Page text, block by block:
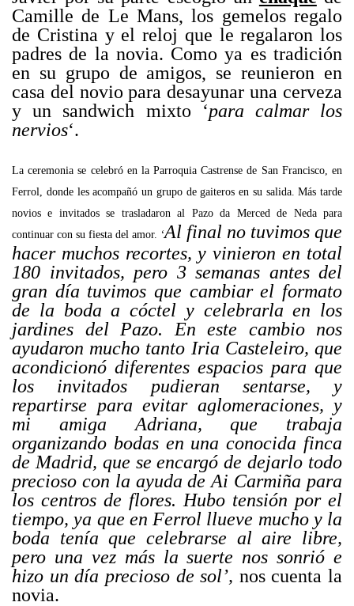
Camille de Le Mans, los gemelos regalo
de Cristina y el reloj que le regalaron los
padres de la novia. Como ya es tradición
en su grupo de amigos, se reunieron en
casa del novio para desayunar una cerveza
y un sandwich mixto ‘para calmar los
nervios‘.
La ceremoniase celebró en la Parroquia Castrense de San Francisco, en
Ferrol, donde les acompañó un grupo de gaiteros en su salida. Más tarde
novios e invitados se trasladaron al Pazo da Merced de Neda para
continuar con su fiesta del amor. ‘Al final no tuvimos que
hacer muchos recortes, y vinieron en total
180 invitados, pero 3 semanas antes del
gran día tuvimos que cambiar el formato
de la boda a cóctel y celebrarla en los
jardines del Pazo. En este cambio nos
ayudaron mucho tanto Iria Casteleiro, que
acondicionó diferentes espacios para que
los invitados pudieran sentarse, y
repartirse para evitar aglomeraciones, y
mi amiga Adriana, que trabaja
organizando bodas en una conocida finca
de Madrid, que se encargó de dejarlo todo
precioso con la ayuda de Ai Carmiña para
los centros de flores. Hubo tensión por el
tiempo, ya que en Ferrol llueve mucho y la
boda tenía que celebrarse al aire libre,
pero una vez más la suerte nos sonrió e
hizo un día precioso de sol’, nos cuenta la
novia.